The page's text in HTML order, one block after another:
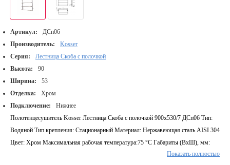
Артикул:
ДСп06
Производитель:
Kosser
Серия:
Лестница Скоба с полочкой
Высота:
90
Ширина:
53
Отделка:
Хром
Подключение:
Нижнее
Полотенцесушитель Kosser Лестница Скоба с полочкой 900х530/7 ДСп06 Тип:
Водяной Тип крепления: Стационарный Материал: Нержавеющая сталь AISI 304
Цвет: Хром Максимальная рабочая температура:75 °С Габариты (ВхШ), мм:
900х530 Количество перемычек: 7 Расстояние между центром подключения,
Показать полностью